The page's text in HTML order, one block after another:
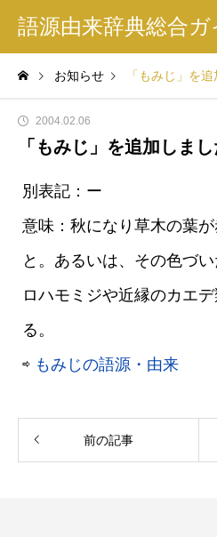
語源由来辞典総合ガ
お知らせ 「もみじ」を
2004.02.06
「もみじ」を追加しまし
別表記：ー
意味：秋になり草木の葉
と。あるいは、その色づ
ロハモミジや近縁のカエ
る。
⇨ もみじの語源・由来
前の記事